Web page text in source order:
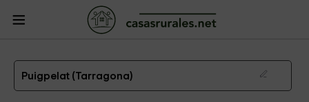
Casas Rurales
Tarragona
Casas Rurales Puigpelat
Las 1 mejores casas rurales en Puigpelat de 2026
Puigpelat (Tarragona)